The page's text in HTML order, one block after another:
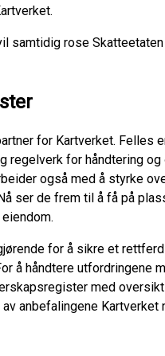
samtidig rose
for Kartverket. Felles
regelverk for håndtering
også med å styrke
ser de frem til å få på
for å sikre et
å håndtere utfordringene
med
anbefalingene Kartverket